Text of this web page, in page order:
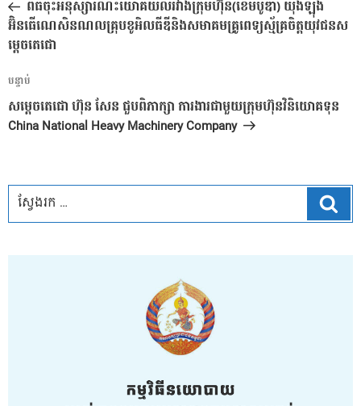
ប្រកាស
ពិធីចុះអនុស្សារណះយោគយល់រវាងក្រុមហ៊ុន(ខេមបូឌា) យ៉ុងឡុង
អ៊ិនធើណេសិនណលគ្រុបខូអិលធីឌីនិងសមាគមគ្រូពេទ្យស្ម័គ្រចិត្តយុវជនស
ម្តេចតេជោ
អត្ថបទ
បន្ទាប់
បន្ទាប់
សម្តេចតេជោ ហ៊ុន សែន ជួបពិភាក្សា ការងារជាមួយក្រុមហ៊ុនវិនិយោគទុន
China National Heavy Machinery Company